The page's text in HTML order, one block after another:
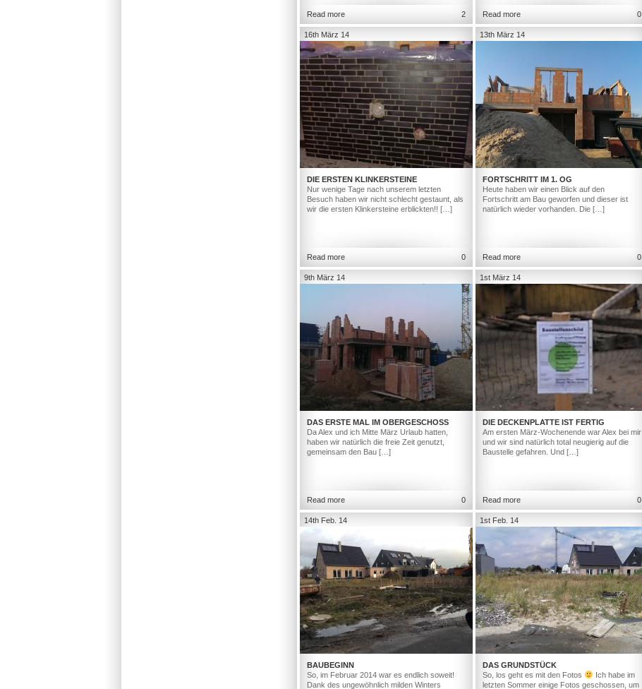
Read more 2 Read more 0
16th März 14
DIE ERSTEN KLINKERSTEINE
Nur wenige Tage nach unserem letzten
Besuch haben wir nicht schlecht gestaunt, als
wir die ersten Klinkersteine erblickten!! […]
Read more 0
13th März 14
FORTSCHRITT IM 1. OG
Heute haben wir einen Blick auf den
Fortschritt am Bau geworfen und dieser ist
natürlich wieder vorhanden. Die […]
Read more 0
9th März 14
DAS ERSTE MAL IM OBERGESCHOSS
Da Alex und ich Mitte März Urlaub hatten,
haben wir natürlich die freie Zeit genutzt,
gemeinsam den Bau […]
Read more 0
1st März 14
DIE DECKENPLATTE IST FERTIG
Am ersten März-Wochenende war Alex bei mir
und wir sind natürlich total neugierig auf die
Baustelle gefahren. Und […]
Read more 0
14th Feb. 14
BAUBEGINN
So, im Februar 2014 war es endlich soweit!
Dank des ungewöhnlich milden Winters
1st Feb. 14
DAS GRUNDSTÜCK
So, los geht es mit den Fotos
Ich habe im
letzten Sommer einige Fotos geschossen, um